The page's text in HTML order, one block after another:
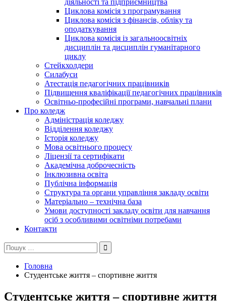
діяльності та підприємництва
Циклова комісія з програмування
Циклова комісія з фінансів, обліку та
оподаткування
Циклова комісія із загальноосвітніх
дисциплін та дисциплін гуманітарного
циклу
Стейкхолдери
Силабуси
Атестація педагогічних працівників
Підвищення кваліфікації педагогічних працівників
Освітньо-професійні програми, навчальні плани
Про коледж
Адміністрація коледжу
Відділення коледжу
Історія коледжу
Мова освітнього процесу
Ліцензії та сертифікати
Академічна доброчесність
Інклюзивна освіта
Публічна інформація
Структура та органи управління закладу освіти
Матеріально – технічна база
Умови доступності закладу освіти для навчання
осіб з особливими освітніми потребами
Контакти
Пошук:
Головна
Студентське життя – спортивне життя
Студентське життя – спортивне життя